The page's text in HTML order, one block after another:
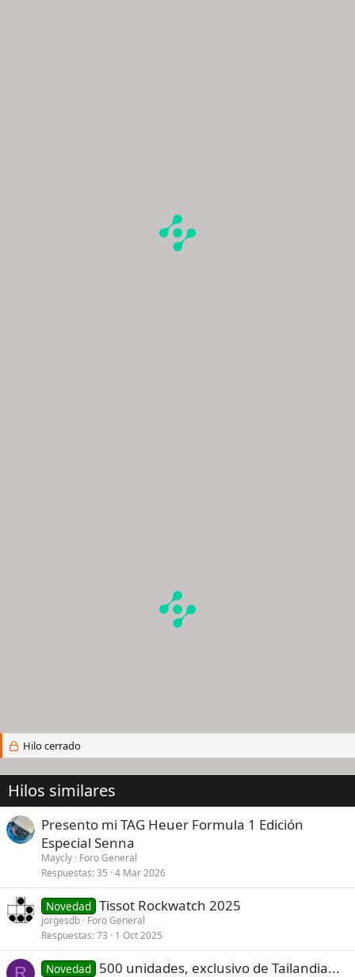
Hilo cerrado
Hilos similares
Presento mi TAG Heuer Formula 1 Edición
Especial Senna
Maycly Foro General
Respuestas 35 4 Mar 2026
Novedad Tissot Rockwatch 2025
jorgesdb Foro General
Respuestas 73 1 Oct 2025
R Novedad 500 unidades, exclusivo de Tailandia...